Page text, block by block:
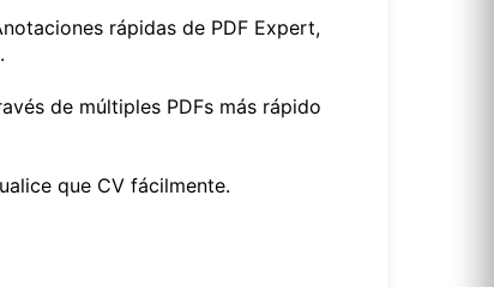
rápidas de PDF Expert,
de múltiples PDFs más rápido
que CV fácilmente.